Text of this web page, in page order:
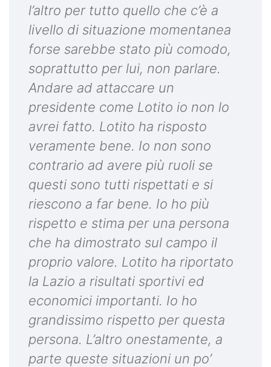
l’altro per tutto quello che c’è a
livello di situazione momentanea
forse sarebbe stato più comodo,
soprattutto per lui, non parlare.
Andare ad attaccare un
presidente come Lotito io non lo
avrei fatto. Lotito ha risposto
veramente bene. Io non sono
contrario ad avere più ruoli se
questi sono tutti rispettati e si
riescono a far bene. Io ho più
rispetto e stima per una persona
che ha dimostrato sul campo il
proprio valore. Lotito ha riportato
la Lazio a risultati sportivi ed
economici importanti. Io ho
grandissimo rispetto per questa
persona. L’altro onestamente, a
parte queste situazioni un po’